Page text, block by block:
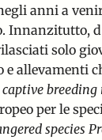
anni a
Innanzitutto,
solo
e allevamenti
captive
per le
species